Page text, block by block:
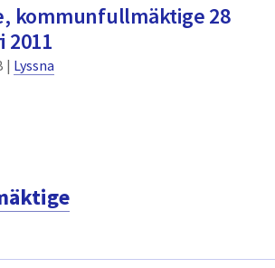
kommunfullmäktige 28
2011
| Lyssna